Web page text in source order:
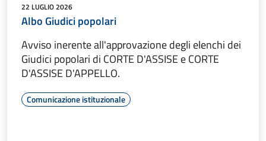
22 LUGLIO 2026
Albo Giudici popolari
Avviso inerente all'approvazione degli elenchi dei
Giudici popolari di CORTE D'ASSISE e CORTE
D'ASSISE D'APPELLO.
Comunicazione istituzionale